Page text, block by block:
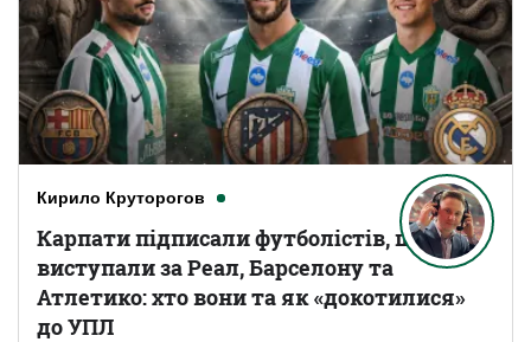
Кирило Круторогов
Карпати підписали футболістів, що
виступали за Реал, Барселону та
Атлетико: хто вони та як «докотилися»
до УПЛ